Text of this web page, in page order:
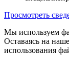
Просмотреть
Мы используем
Оставаясь на
использования